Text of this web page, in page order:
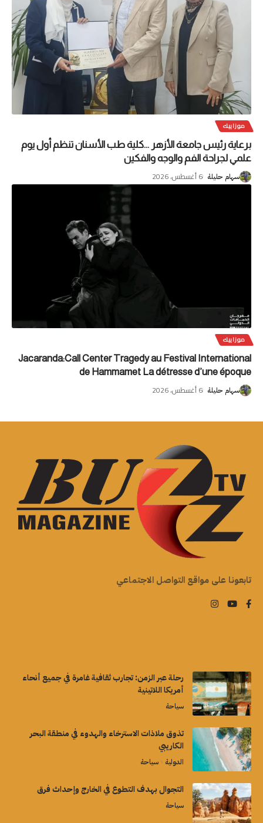
موزاييك
برعاية رئيس جامعة الأزهر …كلية طب الأسنان تنظم أول يوم
علمي لجراحة الفم والوجه والفكين
سهام حليلة 6 أغسطس، 2026
موزاييك
Jacaranda:Call Center Tragedy au Festival International
de Hammamet La détresse d’une époque
سهام حليلة 6 أغسطس، 2026
تابعونا على مواقع التواصل الاجتماعي
رحلة عبر الزمن: تجارب ثقافية غامرة في جميع أنحاء
أمريكا اللاتينية
سياحة
تذوق ملاذات الاسترخاء والهدوء في منطقة البحر
الكاريبي
الدولية سياحة
التجوال بهدف التطوع في الخارج وإحداث فرق
سياحة